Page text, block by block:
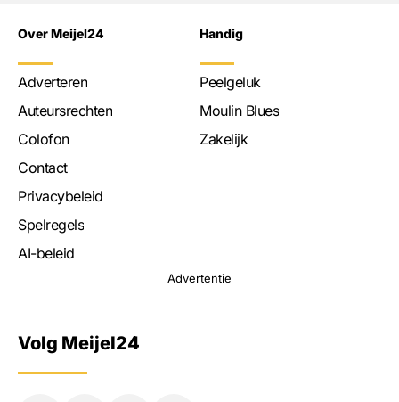
Over Meijel24
Adverteren
Auteursrechten
Colofon
Contact
Privacybeleid
Spelregels
AI-beleid
Handig
Peelgeluk
Moulin Blues
Zakelijk
Advertentie
Volg Meijel24